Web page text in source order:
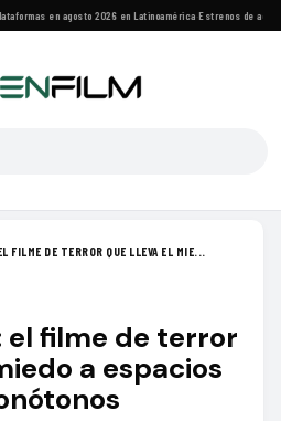
en agosto 2026 en Latinoamérica·Estrenos de
FILME DE TERROR QUE LLEVA EL MIE...
el filme de terror
a espacios